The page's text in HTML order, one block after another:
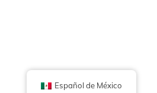
Español de México